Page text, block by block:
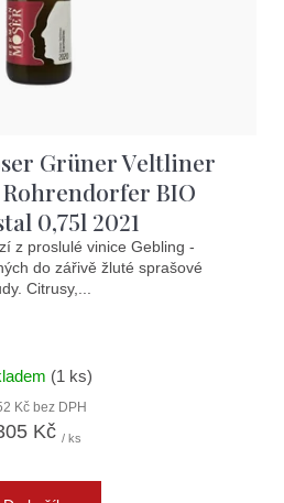
Grüner Veltliner
BIO
0,75l 2021
z proslulé vinice Gebling -
do zářivě žluté sprašové
Citrusy,...
(1 ks)
Kč bez DPH
Kč / ks